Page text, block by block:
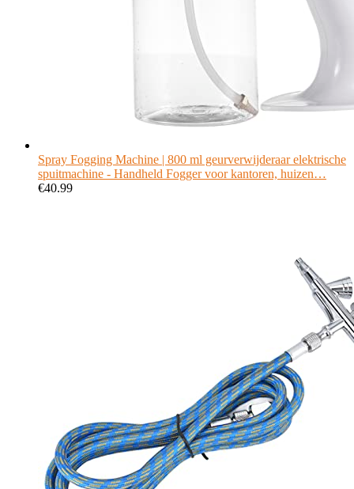
Spray Fogging Machine | 800 ml geurverwijderaar elektrische
spuitmachine - Handheld Fogger voor kantoren, huizen…
€40.99